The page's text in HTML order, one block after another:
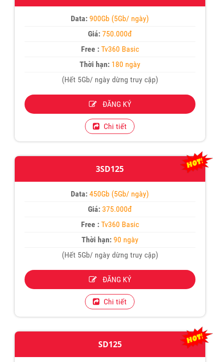
Data: 900Gb (5Gb/ ngày)
Giá:750.000đ
Free : Tv360 Basic
Thời hạn:180 ngày
(Hết 5Gb/ ngày dừng truy cập)
ĐĂNG KÝ
Chi tiết
3SD125
Data: 450Gb (5Gb/ ngày)
Giá:375.000đ
Free : Tv360 Basic
Thời hạn:90 ngày
(Hết 5Gb/ ngày dừng truy cập)
ĐĂNG KÝ
Chi tiết
SD125